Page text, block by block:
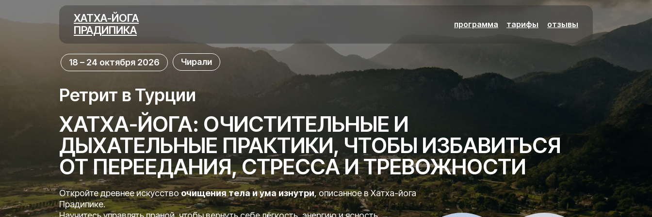
программа тарифы отзывы
ХАТХА-ЙОГА
ПРАДИПИКА
ХАТХА-ЙОГА: ОЧИСТИТЕЛЬНЫЕ И
ДЫХАТЕЛЬНЫЕ ПРАКТИКИ, ЧТОБЫ ИЗБАВИТЬСЯ
ОТ ПЕРЕЕДАНИЯ, СТРЕССА И ТРЕВОЖНОСТИ
Ретрит в Турции
Чирали
18 – 24 октября 2026
Откройте древнее искусствоочищения тела и ума изнутри, описанное вХатха-йога
Прадипике.